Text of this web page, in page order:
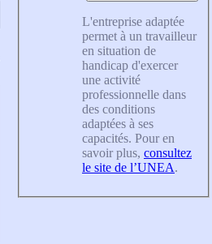
L'entreprise adaptée
permet à un travailleur
en situation de
handicap d'exercer
une activité
professionnelle dans
des conditions
adaptées à ses
capacités. Pour en
savoir plus, consultez
le site de l’UNEA.